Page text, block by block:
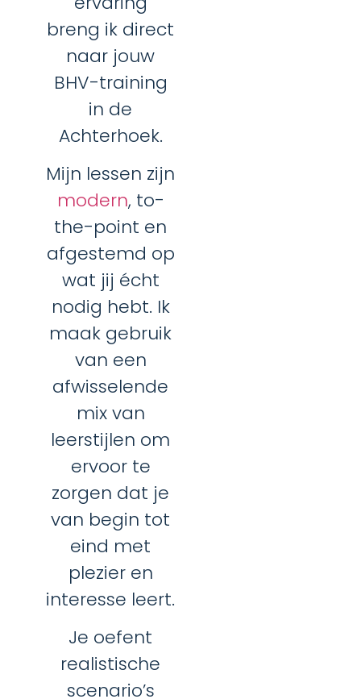
breng ik direct
naar jouw
BHV-training
in de
Achterhoek.
Mijn lessen zijn
modern, to-
the-point en
afgestemd op
wat jij écht
nodig hebt. Ik
maak gebruik
van een
afwisselende
mix van
leerstijlen om
ervoor te
zorgen dat je
van begin tot
eind met
plezier en
interesse leert.
Je oefent
realistische
scenario’s